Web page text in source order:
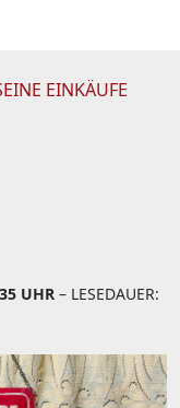
EINKÄUFE
UHR – LESEDAUER: